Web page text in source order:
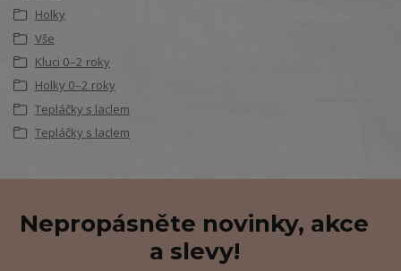
Holky
Vše
Kluci 0–2 roky
Holky 0–2 roky
Tepláčky s laclem
Tepláčky s laclem
Nepropásněte novinky, akce
a slevy!